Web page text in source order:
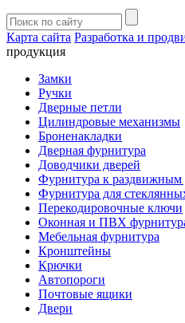
Карта сайта Разработка и
продукция
Замки
Ручки
Дверные петли
Цилиндровые механизмы
Броненакладки
Дверная фурнитура
Доводчики дверей
Фурнитура к раздвижным
Фурнитура для
Перекодировочные ключи
Оконная и ПВХ
Мебельная фурнитура
Кронштейны
Крючки
Автопороги
Почтовые ящики
Двери